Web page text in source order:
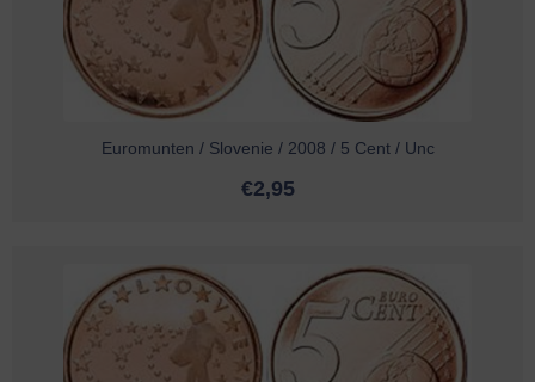
Euromunten / Slovenie / 2008 / 5 Cent / Unc
€2,95